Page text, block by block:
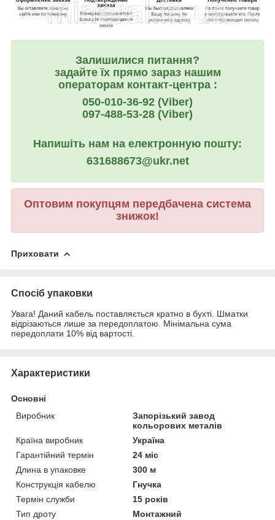
Залишилися питання?
задайте їх прямо зараз нашим
операторам контакт-центра :
050-010-36-92 (Viber)
097-488-53-28 (Viber)
Напишіть нам на електронную пошту:
631688673@ukr.net
Оптовим покупцям передбачена система
знижок!
Приховати
Спосіб упаковки
Увага! Даний кабель поставляється кратно в бухті. Шматки
відрізаються лише за передоплатою. Мінімальна сума
передоплати 10% від вартості.
Характеристики
Основні
Виробник
Запорізький завод
кольорових металів
Країна виробник
Україна
Гарантійний термін
24 міс
Длина в упаковке
300 м
Конструкція кабелю
Гнучка
Термін служби
15 років
Тип дроту
Монтажний